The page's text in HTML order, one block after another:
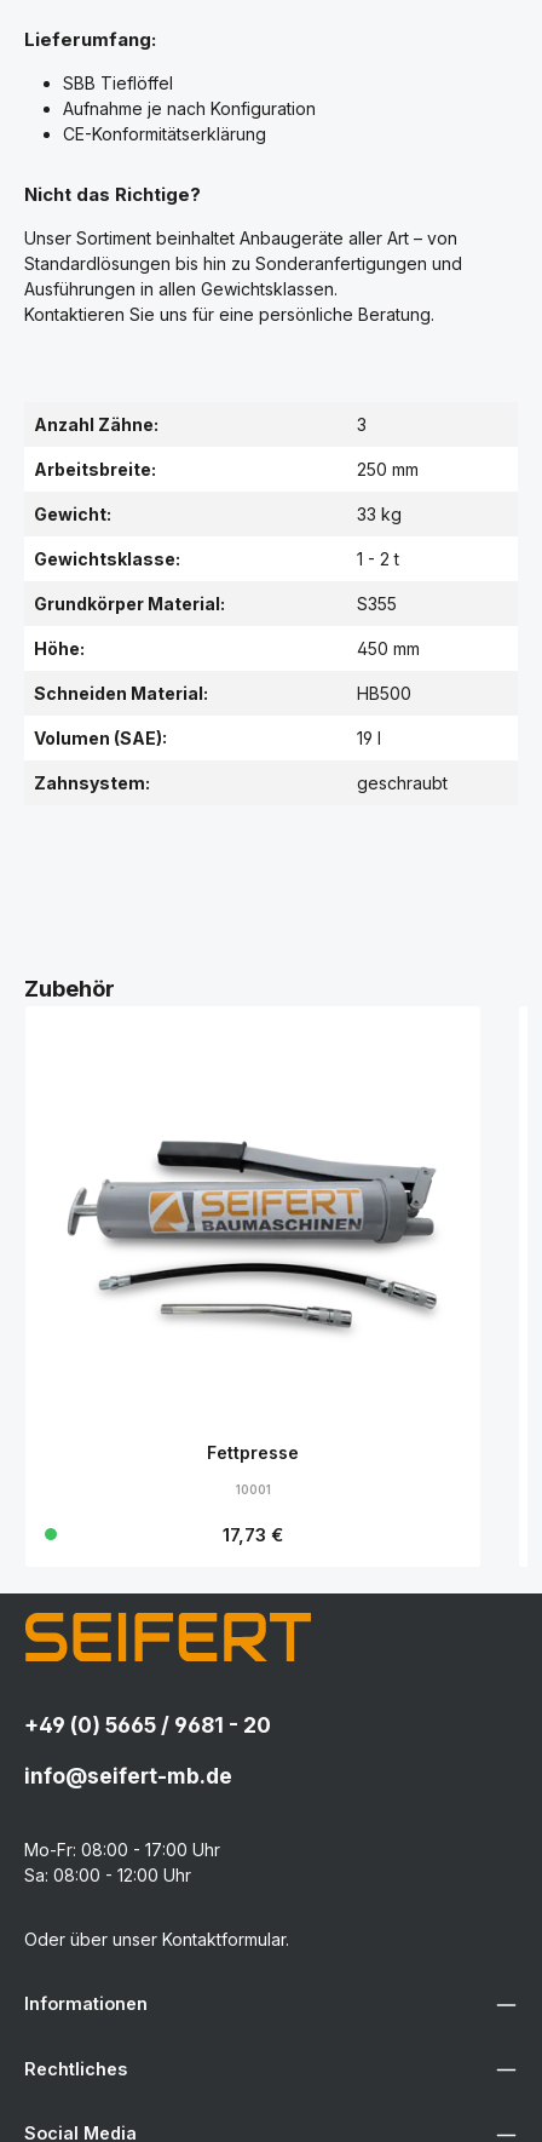
Lieferumfang:
SBB Tieflöffel
Aufnahme je nach Konfiguration
CE-Konformitätserklärung
Nicht das Richtige?
Unser Sortiment beinhaltet Anbaugeräte aller Art – von
Standardlösungen bis hin zu Sonderanfertigungen und
Ausführungen in allen Gewichtsklassen.
Kontaktieren Sie uns für eine persönliche Beratung.
Anzahl Zähne: 3
Arbeitsbreite: 250 mm
Gewicht: 33 kg
Gewichtsklasse: 1 - 2 t
Grundkörper Material: S355
Höhe: 450 mm
Schneiden Material: HB500
Volumen (SAE): 19 l
Zahnsystem: geschraubt
Zubehör
Fettpresse
10001
Regulärer Preis:
17,73 €
+49 (0) 5665 / 9681 - 20
info@seifert-mb.de
Mo-Fr: 08:00 - 17:00 Uhr
Sa: 08:00 - 12:00 Uhr
Oder über unser Kontaktformular.
Informationen
Rechtliches
Social Media